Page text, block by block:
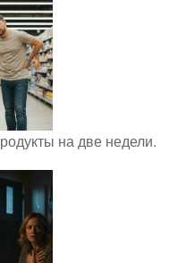
на две недели.